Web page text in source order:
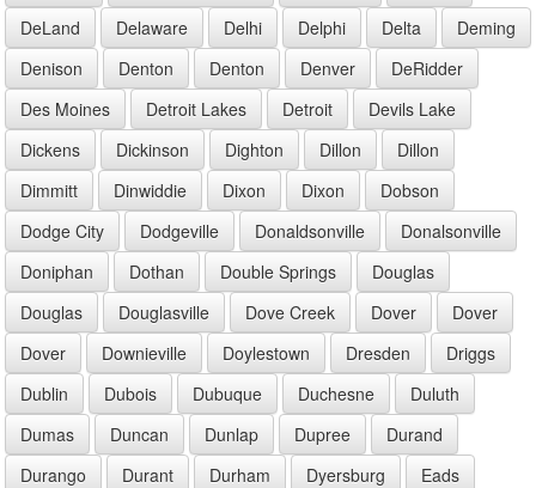
DeLand
Delaware Delhi Delphi Delta
Deming
Denison
Denton Denton Denver
DeRidder
Des Moines
Detroit Lakes Detroit
Devils Lake
Dickens
Dickinson Dighton Dillon
Dillon
Dimmitt
Dinwiddie Dixon Dixon
Dobson
Dodge City
Dodgeville Donaldsonville
Donalsonville
Doniphan
Dothan Double Springs
Douglas
Douglas
Douglasville Dove Creek Dover
Dover
Dover
Downieville Doylestown Dresden
Driggs
Dublin
Dubois Dubuque Duchesne
Duluth
Dumas
Duncan Dunlap Dupree
Durand
Durango
Durant Durham Dyersburg
Eads